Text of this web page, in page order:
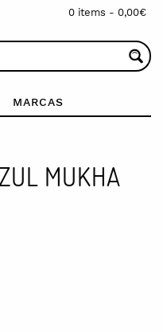
0 items - 0,00€
MARCAS
MUKHA